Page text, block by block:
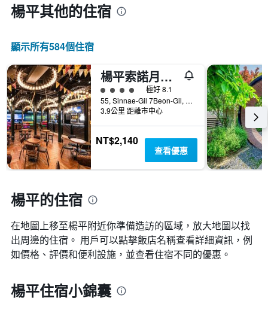
楊平​其他的住宿
顯示所有584​個住宿
楊平索諾月亮渡假村
4星級評級
極好 8.1
55, Sinnae-Gil 7Beon-Gil, Gaegun-Myeon, 楊平, 韓國
3.9公里 距離市中心
NT$2,140
查看優惠
楊平的住宿
在地圖上移至楊平​​附近你準備造訪的區域，放大地圖以找
出周邊的住宿。 用戶可以點擊飯店名稱查看詳細資訊，例
如價格、評價和便利設施，並查看住宿不同的優惠。
楊平住宿小錦囊